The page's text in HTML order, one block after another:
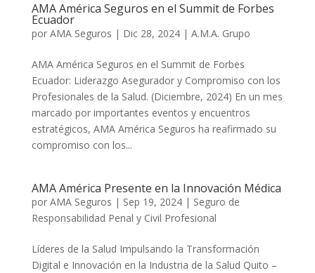
AMA América Seguros en el Summit de Forbes
Ecuador
por AMA Seguros | Dic 28, 2024| A.M.A. Grupo
AMA América Seguros en el Summit de Forbes
Ecuador: Liderazgo Asegurador y Compromiso con los
Profesionales de la Salud. (Diciembre, 2024) En un mes
marcado por importantes eventos y encuentros
estratégicos, AMA América Seguros ha reafirmado su
compromiso con los...
AMA América Presente en la Innovación Médica
por AMA Seguros | Sep 19, 2024| Seguro de
Responsabilidad Penal y Civil Profesional
Líderes de la Salud Impulsando la Transformación
Digital e Innovación en la Industria de la Salud Quito –